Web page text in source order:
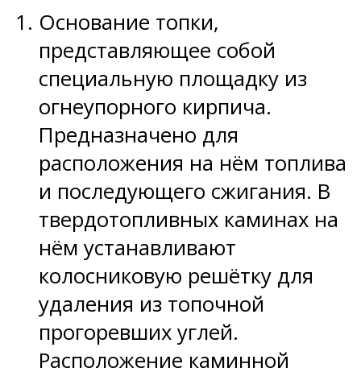
Основание топки,
представляющее собой
специальную площадку из
огнеупорного кирпича.
Предназначено для
расположения на нём топлива
и последующего сжигания. В
твердотопливных каминах на
нём устанавливают
колосниковую решётку для
удаления из топочной
прогоревших углей.
Расположение каминной